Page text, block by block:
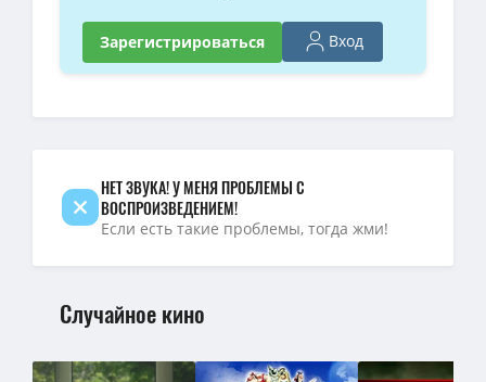
Зарегистрироваться Вход
НЕТ ЗВУКА! У МЕНЯ ПРОБЛЕМЫ С
ВОСПРОИЗВЕДЕНИЕМ!
Если есть такие проблемы, тогда жми!
Случайное кино